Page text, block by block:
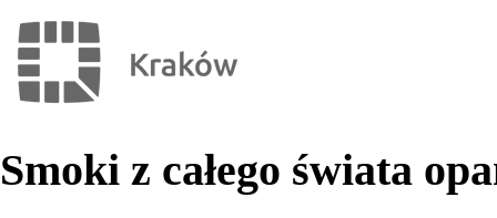
Smoki z całego świata